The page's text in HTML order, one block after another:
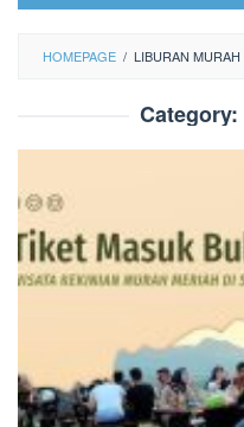
HOMEPAGE / LIBURAN MURAH
Category: